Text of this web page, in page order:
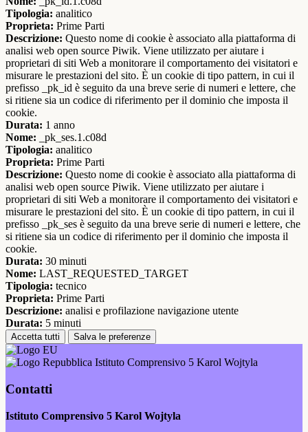
Tipologia: analitico
Proprieta: Prime Parti
Descrizione: Questo nome di cookie è associato alla piattaforma di
analisi web open source Piwik. Viene utilizzato per aiutare i
proprietari di siti Web a monitorare il comportamento dei visitatori e
misurare le prestazioni del sito. È un cookie di tipo pattern, in cui il
prefisso _pk_id è seguito da una breve serie di numeri e lettere, che
si ritiene sia un codice di riferimento per il dominio che imposta il
cookie.
Durata: 1 anno
Nome: _pk_ses.1.c08d
Tipologia: analitico
Proprieta: Prime Parti
Descrizione: Questo nome di cookie è associato alla piattaforma di
analisi web open source Piwik. Viene utilizzato per aiutare i
proprietari di siti Web a monitorare il comportamento dei visitatori e
misurare le prestazioni del sito. È un cookie di tipo pattern, in cui il
prefisso _pk_ses è seguito da una breve serie di numeri e lettere, che
si ritiene sia un codice di riferimento per il dominio che imposta il
cookie.
Durata: 30 minuti
Nome: LAST_REQUESTED_TARGET
Tipologia: tecnico
Proprieta: Prime Parti
Descrizione: analisi e profilazione navigazione utente
Durata: 5 minuti
Accetta tutti Salva le preferenze
Istituto Comprensivo 5 Karol Wojtyla
Contatti
Istituto Comprensivo 5 Karol Wojtyla